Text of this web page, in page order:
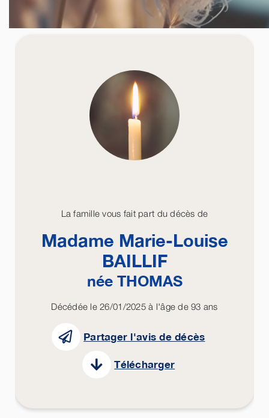
La famille vous fait part du décès de
Madame Marie-Louise
BAILLIF
née THOMAS
Décédée le 26/01/2025 à l'âge de 93 ans
Partager l'avis de décès
Télécharger